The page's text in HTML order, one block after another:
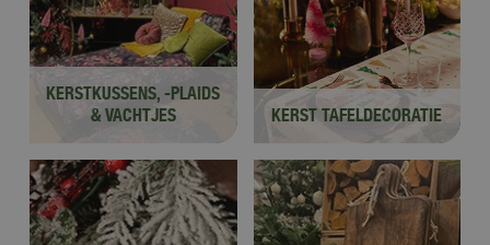
KERSTKUSSENS, -PLAIDS
& VACHTJES
KERST TAFELDECORATIE